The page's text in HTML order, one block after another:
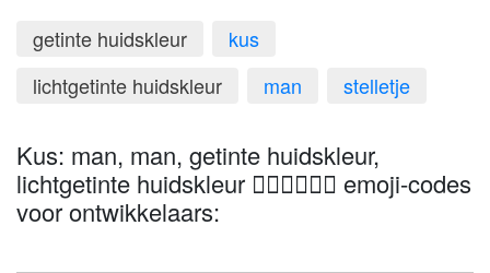
getinte huidskleur
kus
lichtgetinte huidskleur
man stelletje
Kus: man, man, getinte huidskleur,
lichtgetinte huidskleur 👨🏽‍❤️‍💋‍👨🏼 emoji-codes
voor ontwikkelaars: